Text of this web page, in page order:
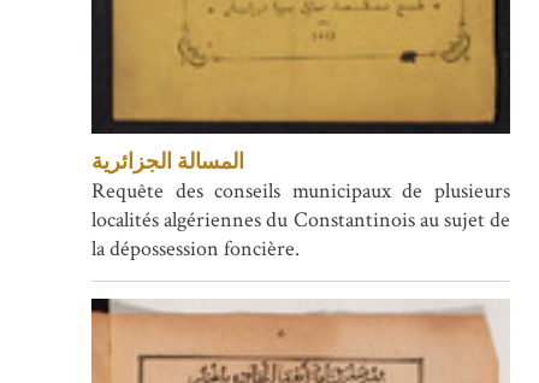
المسالة الجزائرية
Requête des conseils municipaux de plusieurs
localités algériennes du Constantinois au sujet de
la dépossession foncière.